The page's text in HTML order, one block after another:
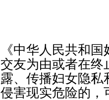
《中华人民共和
交友为由或者在终
露、传播妇女隐
侵害现实危险的，